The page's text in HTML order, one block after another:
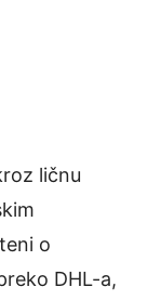
ličnu
o
DHL-a,